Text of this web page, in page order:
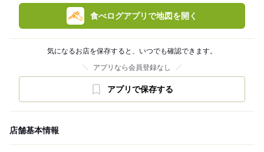
食べログアプリで地図を開く
気になるお店を保存すると、いつでも確認できます。
アプリなら会員登録なし
アプリで保存する
店舗基本情報